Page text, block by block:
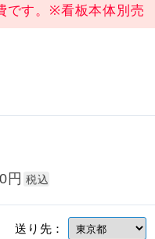
です。※看板本体別売
円 税込
送り先：